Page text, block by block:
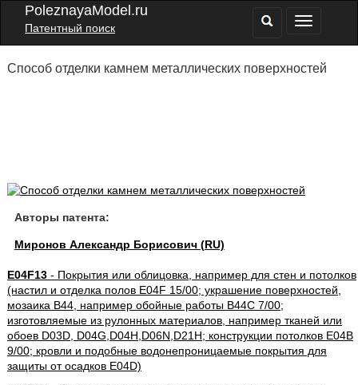
PoleznayaModel.ru
Патентный поиск
Способ отделки камнем металлических поверхностей
Авторы патента:
Миронов Александр Борисович (RU)
E04F13- Покрытия или облицовка, например для стен и потолков
(настил и отделка полов E04F 15/00; украшение поверхностей,
мозаика B44, например обойные работы B44C 7/00;
изготовляемые из рулонных материалов, например тканей или
обоев D03D, D04G,D04H,D06N,D21H; конструкции потолков E04B
9/00; кровли и подобные водонепроницаемые покрытия для
защиты от осадков E04D)